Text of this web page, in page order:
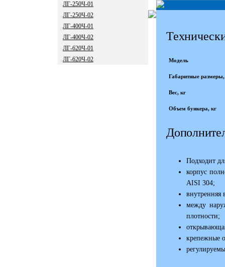
ЛГ-250Ч-01
ЛГ-250Ч-02
ЛГ-400Ч-01
ЛГ-400Ч-02
ЛГ-620Ч-01
ЛГ-620Ч-02
Модель
Габаритные
Вес, кг
Объем бункера, кг
Подходит
корпус
AISI 304;
внутренняя
между
плотности;
крепежные